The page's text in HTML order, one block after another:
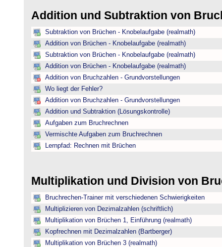
Addition und Subtraktion von
Subtraktion von Brüchen - Knobelaufgabe (realmath)
Addition von Brüchen - Knobelaufgabe (realmath)
Subtraktion von Brüchen - Knobelaufgabe (realmath)
Addition von Brüchen - Knobelaufgabe (realmath)
Addition von Bruchzahlen - Grundvorstellungen
Wo liegt der Fehler?
Addition von Bruchzahlen - Grundvorstellungen
Addition und Subtraktion (Lösungskontrolle)
Aufgaben zum Bruchrechnen
Vermischte Aufgaben zum Bruchrechnen
Lernpfad: Rechnen mit Brüchen
Multiplikation und Division von
Bruchrechen-Trainer mit verschiedenen Schwierigkeiten
Multiplizieren von Dezimalzahlen (schriftlich)
Multiplikation von Brüchen 1, Einführung (realmath)
Kopfrechnen mit Dezimalzahlen (Bartberger)
Multiplikation von Brüchen 3 (realmath)